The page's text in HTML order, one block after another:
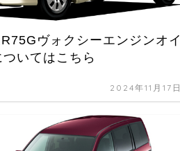
ヴォクシーエンジンオイ
ついてはこちら
2024年11月17日